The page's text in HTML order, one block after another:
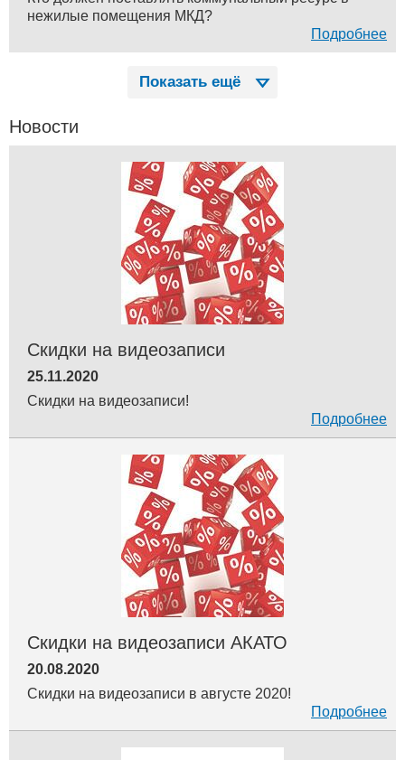
нежилые помещения МКД?
Подробнее
Показать ещё
Новости
Скидки на видеозаписи
25.11.2020
Скидки на видеозаписи!
Подробнее
Скидки на видеозаписи АКАТО
20.08.2020
Скидки на видеозаписи в августе 2020!
Подробнее